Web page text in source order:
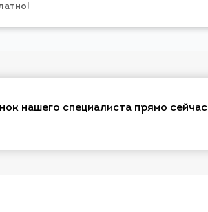
нашего специалиста прямо сейчас